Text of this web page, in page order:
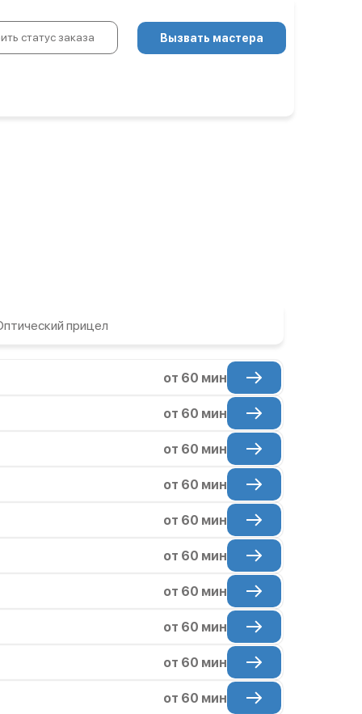
статус заказа Вызвать мастера
прицел
от 60 мин
от 60 мин
от 60 мин
от 60 мин
от 60 мин
от 60 мин
от 60 мин
от 60 мин
от 60 мин
от 60 мин